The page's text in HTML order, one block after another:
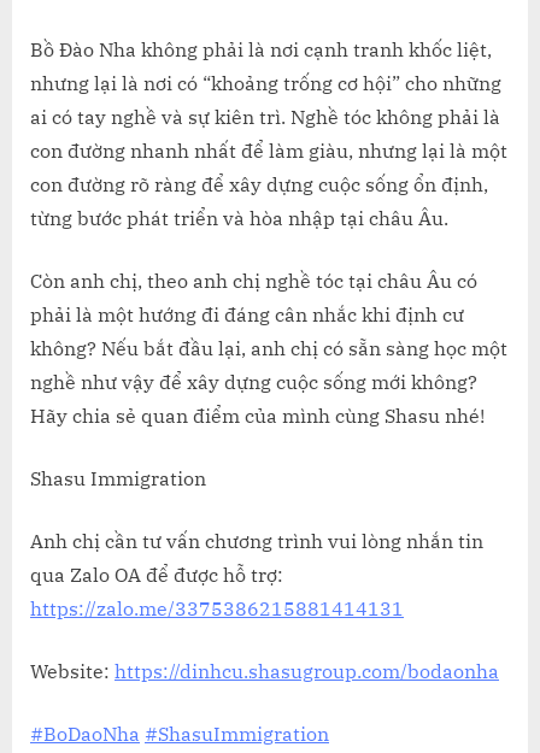
Bồ Đào Nha không phải là nơi cạnh tranh khốc liệt,
nhưng lại là nơi có “khoảng trống cơ hội” cho những
ai có tay nghề và sự kiên trì. Nghề tóc không phải là
con đường nhanh nhất để làm giàu, nhưng lại là một
con đường rõ ràng để xây dựng cuộc sống ổn định,
từng bước phát triển và hòa nhập tại châu Âu.
Còn anh chị, theo anh chị nghề tóc tại châu Âu có
phải là một hướng đi đáng cân nhắc khi định cư
không? Nếu bắt đầu lại, anh chị có sẵn sàng học một
nghề như vậy để xây dựng cuộc sống mới không?
Hãy chia sẻ quan điểm của mình cùng Shasu nhé!
Shasu Immigration
Anh chị cần tư vấn chương trình vui lòng nhắn tin
qua Zalo OA để được hỗ trợ:
https://zalo.me/3375386215881414131
Website: https://dinhcu.shasugroup.com/bodaonha
#BoDaoNha #ShasuImmigration